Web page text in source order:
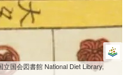
立国会図書館 National Diet Library,